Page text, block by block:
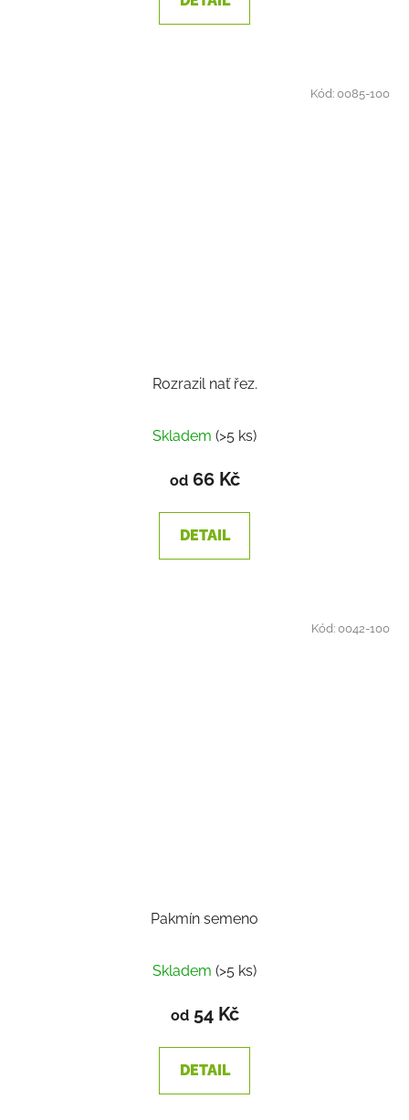
Rozrazil nať řez.
hodnocení
produktu
1,4
z
Skladem (>5 ks)
od66 Kč
DETAIL
Kód:0085-100
Pakmín semeno
Skladem (>5 ks)
od54 Kč
DETAIL
Kód:0042-100